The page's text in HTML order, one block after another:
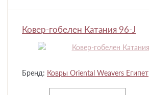
Ковер-гобелен Катания 96-J
Бренд: Ковры Oriental Weavers Египет